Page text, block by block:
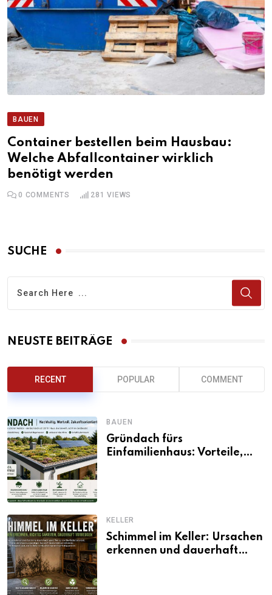
BAUEN
Container bestellen beim Hausbau:
Welche Abfallcontainer wirklich
benötigt werden
0 COMMENTS 281 VIEWS
SUCHE
NEUSTE BEITRÄGE
RECENT POPULAR COMMENT
BAUEN
Gründach fürs
Einfamilienhaus: Vorteile,
KELLER
Schimmel im Keller: Ursachen
erkennen und dauerhaft